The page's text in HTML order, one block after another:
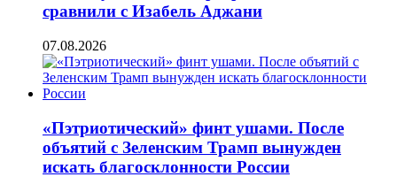
сравнили с Изабель Аджани
07.08.2026
«Пэтриотический» финт ушами. После
объятий с Зеленским Трамп вынужден
искать благосклонности России